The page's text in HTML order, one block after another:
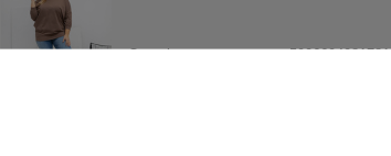
One size 5906694081781